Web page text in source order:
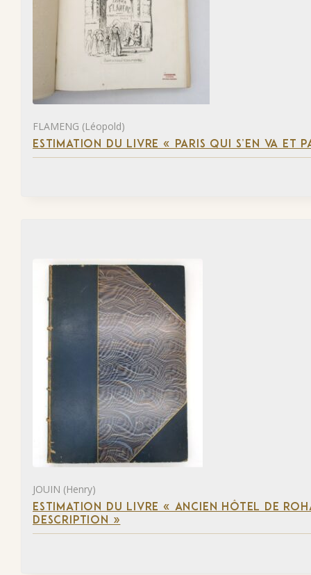
FLAMENG (Léopold)
ESTIMATION DU LIVRE « PARIS QUI S’EN VA ET
JOUIN (Henry)
ESTIMATION DU LIVRE « ANCIEN HÔTEL DE
DESCRIPTION »